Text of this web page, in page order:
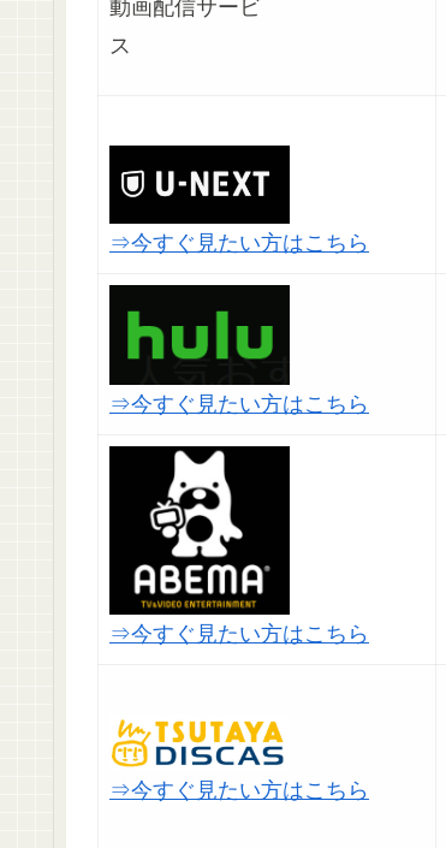
動画配信サービ
ス
⇒今すぐ見たい方はこちら
⇒今すぐ見たい方はこちら
⇒今すぐ見たい方はこちら
⇒今すぐ見たい方はこちら